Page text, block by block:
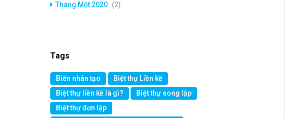
Tháng Một 2020 (2)
Tags
Biển nhân tạo
Biệt thự Liền kề
Biệt thự liền kề là gì?
Biệt thự song lập
Biệt thự đơn lập